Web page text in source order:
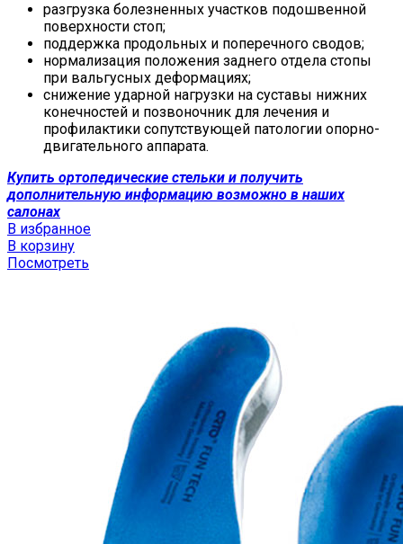
разгрузка болезненных участков подошвенной
поверхности стоп;
поддержка продольных и поперечного сводов;
нормализация положения заднего отдела стопы
при вальгусных деформациях;
снижение ударной нагрузки на суставы нижних
конечностей и позвоночник для лечения и
профилактики сопутствующей патологии опорно-
двигательного аппарата.
Купить ортопедические стельки и получить
дополнительную информацию возможно в наших
салонах
В избранное
В корзину
Посмотреть